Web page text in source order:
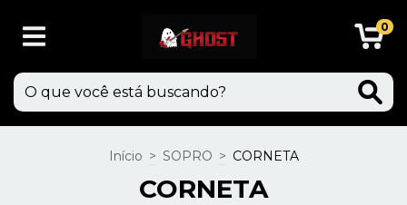
0
Início > SOPRO > CORNETA
CORNETA